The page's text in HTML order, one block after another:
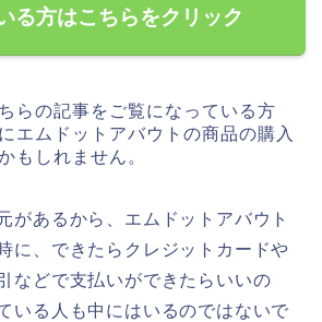
る方はこちらをクリック
らの記事をご覧になっている方
エムドットアバウトの商品の購入
もしれません。
があるから、エムドットアバウト
に、できたらクレジットカードや
などで支払いができたらいいの
いる人も中にはいるのではないで